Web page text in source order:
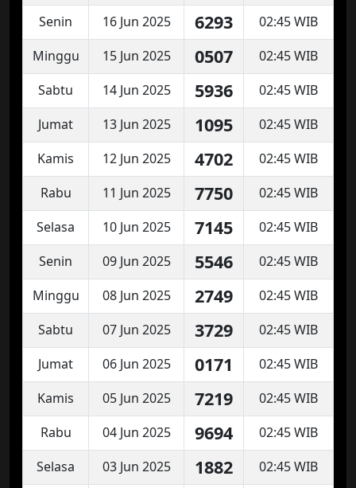
Senin
16 Jun 2025 6293
02:45 WIB
Minggu
15 Jun 2025 0507
02:45 WIB
Sabtu
14 Jun 2025 5936
02:45 WIB
Jumat
13 Jun 2025 1095
02:45 WIB
Kamis
12 Jun 2025 4702
02:45 WIB
Rabu
11 Jun 2025 7750
02:45 WIB
Selasa
10 Jun 2025 7145
02:45 WIB
Senin
09 Jun 2025 5546
02:45 WIB
Minggu
08 Jun 2025 2749
02:45 WIB
Sabtu
07 Jun 2025 3729
02:45 WIB
Jumat
06 Jun 2025 0171
02:45 WIB
Kamis
05 Jun 2025 7219
02:45 WIB
Rabu
04 Jun 2025 9694
02:45 WIB
Selasa
03 Jun 2025 1882
02:45 WIB